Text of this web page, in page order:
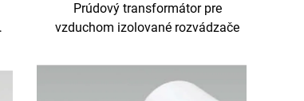
Prúdový transformátor pre
vzduchom izolované rozvádzače